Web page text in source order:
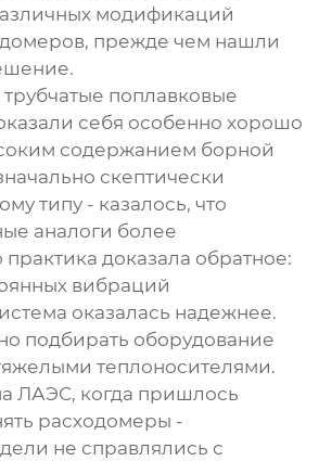
модификаций
прежде чем нашли
поплавковые
себя особенно хорошо
содержанием борной
скептически
типу - казалось, что
аналоги более
доказала обратное:
вибраций
оказалась надежнее.
подбирать оборудование
теплоносителями.
ЛАЭС, когда пришлось
расходомеры -
не справлялись с